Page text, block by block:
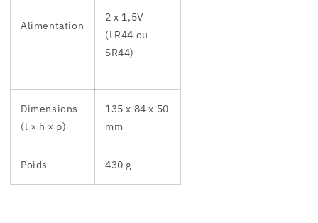
Alimentation
2 x 1,5V
(LR44 ou
SR44)
Dimensions
(l × h × p)
135 x 84 x 50
mm
Poids 430 g